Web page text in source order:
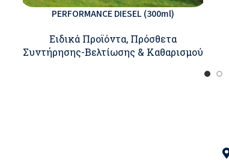
PERFORMANCE DIESEL (300ml)
Ειδικά Προϊόντα, Πρόσθετα
Συντήρησης-Βελτίωσης & Καθαρισμού